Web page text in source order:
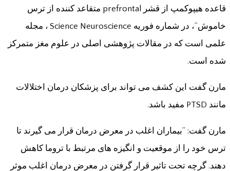
قاعده هیپوکمپ از قشر prefrontal متقاعد کننده از ترس
خاموش”، در شماره فوریه Science Neuroscience ، مجله
علمی است که در مقالات پژوهشی اصلی در علوم مغز متمرکز
شده است.
مارن گفت این کشف می تواند برای پزشکان درمان اختلالات
مانند PTSD مفید باشد.
مارن گفت: “بیماران اغلب در معرض درمان قرار می گیرند تا
ترس خود را از موقعیت و انگیزه های مرتبط با تروما کاهش
دهند. گرچه تحت تاثیر قرار گرفتن در معرض درمان اغلب موثر